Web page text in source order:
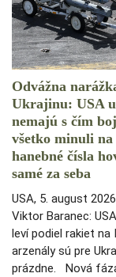
Odvážna
Ukrajinu: USA
nemajú s čím
všetko minuli
hanebné čísla
samé za seba
USA, 5. august
Viktor Baranec:
leví podiel rakiet na
arzenály sú pre
prázdne. Nová